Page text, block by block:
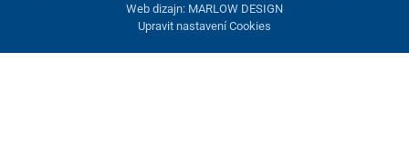
Web dizajn: MARLOW DESIGN
Upravit nastavení Cookies